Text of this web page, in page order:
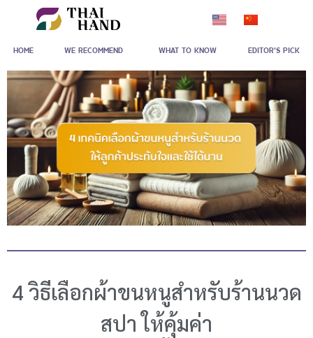
content
HOME WE RECOMMEND WHAT TO KNOW EDITOR'S PICK
4 วิธีเลือกผ้าขนหนูสำหรับร้านนวด
สปา ให้คุ้มค่า